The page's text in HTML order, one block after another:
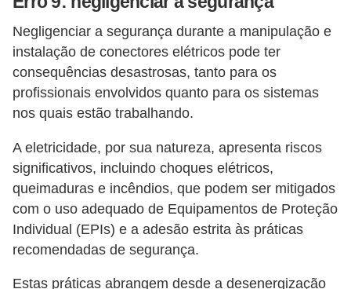
Negligenciar a segurança durante a manipulação e
instalação de conectores elétricos pode ter
consequências desastrosas, tanto para os
profissionais envolvidos quanto para os sistemas
nos quais estão trabalhando.
A eletricidade, por sua natureza, apresenta riscos
significativos, incluindo choques elétricos,
queimaduras e incêndios, que podem ser mitigados
com o uso adequado de Equipamentos de Proteção
Individual (EPIs) e a adesão estrita às práticas
recomendadas de segurança.
Estas práticas abrangem desde a desenergização